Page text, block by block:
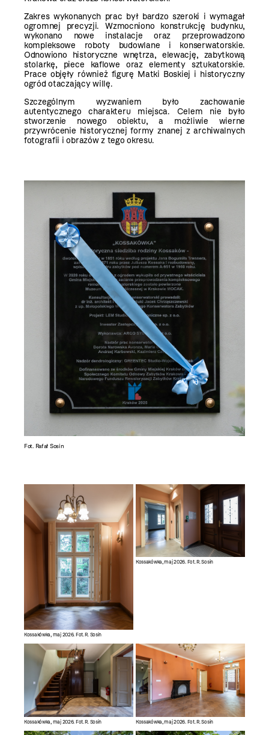
Zakres wykonanych prac był bardzo szeroki i wymagał
ogromnej precyzji. Wzmocniono konstrukcję budynku,
wykonano nowe instalacje oraz przeprowadzono
kompleksowe roboty budowlane i konserwatorskie.
Odnowiono historyczne wnętrza, elewację, zabytkową
stolarkę, piece kaflowe oraz elementy sztukatorskie.
Prace objęły również figurę Matki Boskiej i historyczny
ogród otaczający willę.
Szczególnym wyzwaniem było zachowanie
autentycznego charakteru miejsca. Celem nie było
stworzenie nowego obiektu, a możliwie wierne
przywrócenie historycznej formy znanej z archiwalnych
fotografii i obrazów z tego okresu.
Fot. Rafał Sosin
Kossakówka, maj 2026. Fot. R. Sosin
Kossakówka, maj 2026. Fot. R. Sosin
Kossakówka, maj 2026. Fot. R. Sosin Kossakówka, maj 2026. Fot. R. Sosin